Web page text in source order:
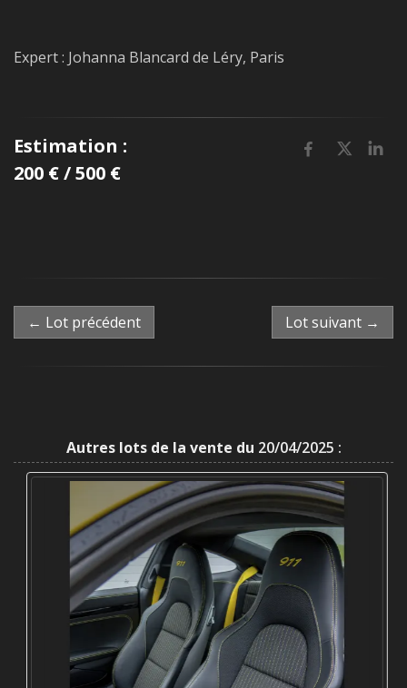
Expert : Johanna Blancard de Léry, Paris
Estimation :
200 € / 500 €
← Lot précédent Lot suivant →
Autres lots de la vente du 20/04/2025 :